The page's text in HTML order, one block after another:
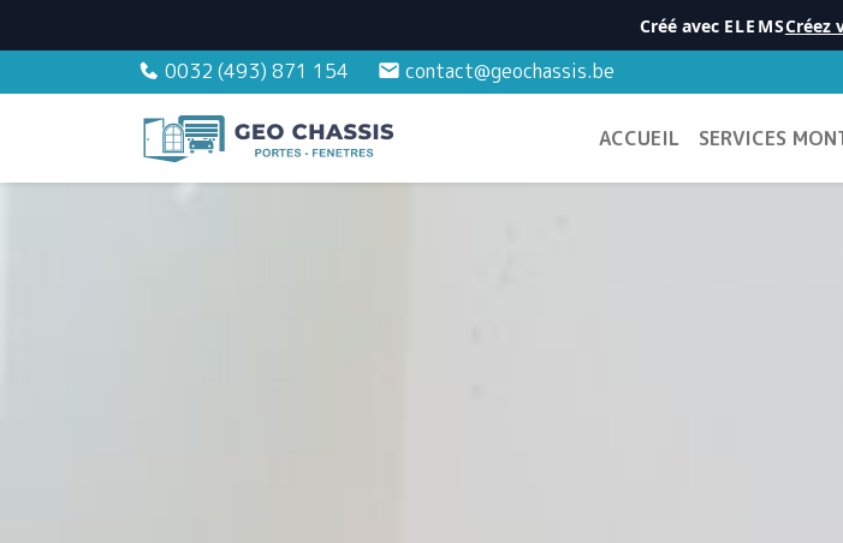
Créé avec ELEMSCréez
0032 (493) 871 154 contact@geochassis.be
ACCUEIL SERVICES